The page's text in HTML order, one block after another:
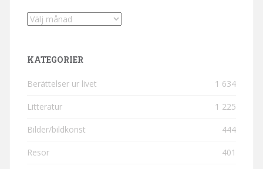
Arkiv
KATEGORIER
Berättelser ur livet 1 634
Litteratur 1 225
Bilder/bildkonst 444
Resor 401